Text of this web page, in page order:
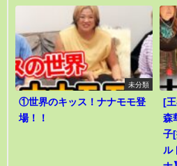
未分類
①世界のキッス！ナナモモ登
場！！
[
森
子
ル